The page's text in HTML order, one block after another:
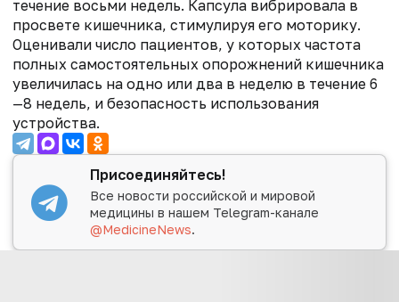
течение восьми недель. Капсула вибрировала в
просвете кишечника, стимулируя его моторику.
Оценивали число пациентов, у которых частота
полных самостоятельных опорожнений кишечника
увеличилась на одно или два в неделю в течение 6
—8 недель, и безопасность использования
устройства.
Присоединяйтесь!
Все новости российской и мировой
медицины в нашем Telegram-канале
@MedicineNews.